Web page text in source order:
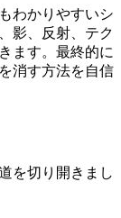
わかりやすいシ
影、反射、テク
ます。最終的に
消す方法を自信
を切り開きまし